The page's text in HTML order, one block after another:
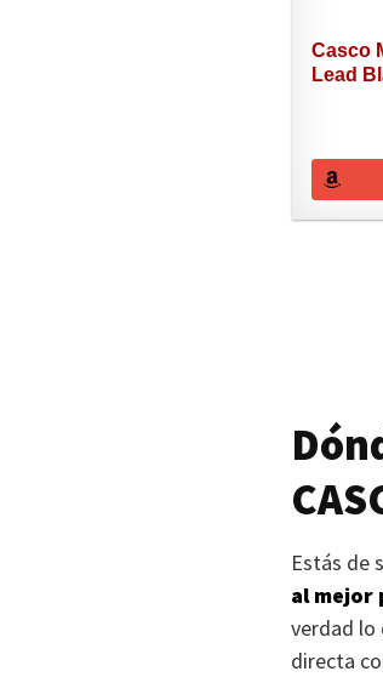
Casco
Lead
Estás de
al mejor
verdad lo
directa